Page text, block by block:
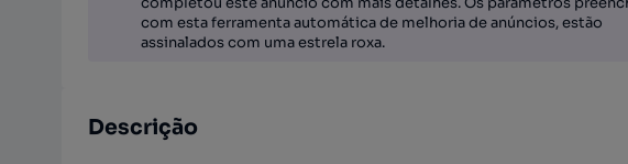
com esta ferramenta automática de melhoria de anúncios, estão
assinalados com uma estrela roxa.
Descrição